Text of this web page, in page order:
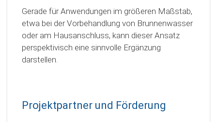
Gerade für Anwendungen im größeren Maßstab,
etwa bei der Vorbehandlung von Brunnenwasser
oder am Hausanschluss, kann dieser Ansatz
perspektivisch eine sinnvolle Ergänzung
darstellen.
Projektpartner und Förderung